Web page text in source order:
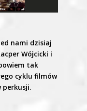
nami dzisiaj
Wójcicki i
tak
cyklu filmów
perkusji.